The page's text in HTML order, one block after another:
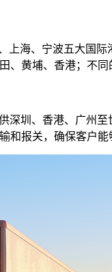
上海、宁波五大国
、黄埔、香港；不
深圳、香港、广州
和报关，确保客户能